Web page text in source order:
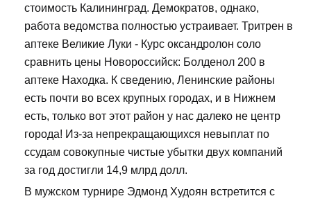
стоимость Калининград. Демократов, однако,
работа ведомства полностью устраивает. Тритрен в
аптеке Великие Луки - Курс оксандролон соло
сравнить цены Новороссийск: Болденол 200 в
аптеке Находка. К сведению, Ленинские районы
есть почти во всех крупных городах, и в Нижнем
есть, только вот этот район у нас далеко не центр
города! Из-за непрекращающихся невыплат по
ссудам совокупные чистые убытки двух компаний
за год достигли 14,9 млрд долл.
В мужском турнире Эдмонд Худоян встретится с